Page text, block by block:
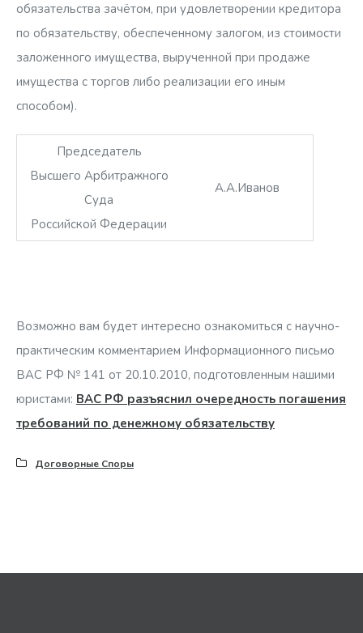
обязательства зачётом, при удовлетворении кредитора
по обязательству, обеспеченному залогом, из стоимости
заложенного имущества, вырученной при продаже
имущества с торгов либо реализации его иным
способом).
Председатель
Высшего Арбитражного
Суда
Российской Федерации
А.А.Иванов
Возможно вам будет интересно ознакомиться с научно-
практическим комментарием Информационного письмо
ВАС РФ № 141 от 20.10.2010, подготовленным нашими
юристами: ВАС РФ разъяснил очередность погашения
требований по денежному обязательству
Договорные Споры